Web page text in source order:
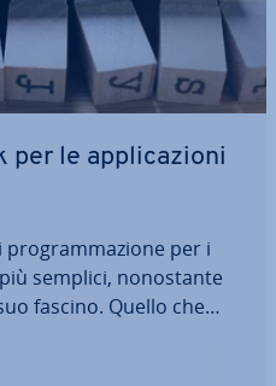
per le ap­pli­ca­zio­ni
pro­gram­ma­zio­ne per i
semplici, no­no­stan­te
fascino. Quello che
come una